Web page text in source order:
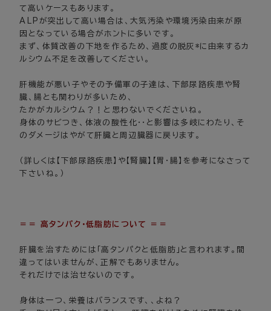
て高いケースもあります。
ALPが突出して高い場合は、大気汚染や環境汚染由来が原
因となっている場合がホントに多いです。
まず、体質改善の下地を作るため、過度の脱灰*に由来するカ
ルシウム不足を改善してください。
肝機能が悪い子やその予備軍の子達は、下部尿路疾患や腎
臓、腸とも関わりが多いため、
たかがカルシウム？！と思わないでくださいね。
身体のサビつき、体液の酸性化・・と影響は多岐にわたり、そ
のダメージはやがて肝臓と周辺臓器に戻ります。
（詳しくは【下部尿路疾患】や【腎臓】【胃・腸】を参考になさって
下さいね。）
＝＝ 高タンパク･低脂肪について ＝＝
肝臓を治すためには「高タンパクと低脂肪」と言われます。間
違ってはいませんが、正解でもありません。
それだけでは治せないのです。
身体は一つ、栄養はバランスです、、よね？